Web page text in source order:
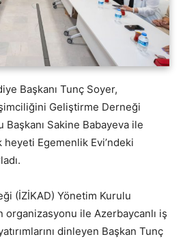
Başkanı Tunç Soyer,
Geliştirme Derneği
Başkanı Sakine Babayeva ile
Egemenlik Evi’ndeki
(İZİKAD) Yönetim Kurulu
organizasyonu ile Azerbaycanlı iş
dinleyen Başkan Tunç